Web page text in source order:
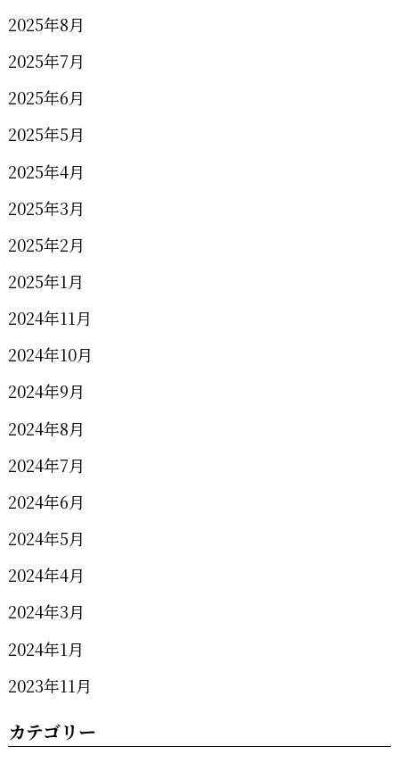
2025年8月
2025年7月
2025年6月
2025年5月
2025年4月
2025年3月
2025年2月
2025年1月
2024年11月
2024年10月
2024年9月
2024年8月
2024年7月
2024年6月
2024年5月
2024年4月
2024年3月
2024年1月
2023年11月
カテゴリー